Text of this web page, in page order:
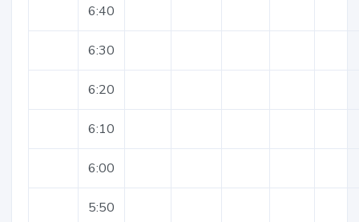
6:40
6:30
6:20
6:10
6:00
5:50